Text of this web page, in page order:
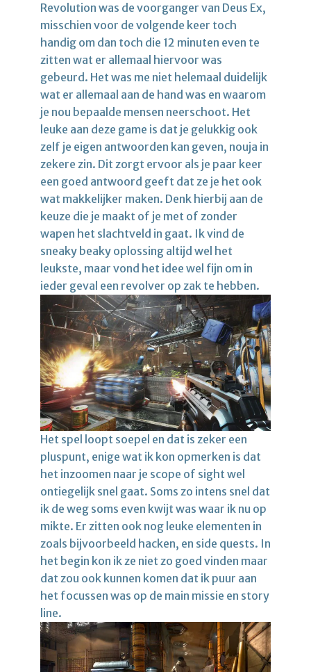
Revolution was de voorganger van Deus Ex,
misschien voor de volgende keer toch
handig om dan toch die 12 minuten even te
zitten wat er allemaal hiervoor was
gebeurd. Het was me niet helemaal duidelijk
wat er allemaal aan de hand was en waarom
je nou bepaalde mensen neerschoot. Het
leuke aan deze game is dat je gelukkig ook
zelf je eigen antwoorden kan geven, nouja in
zekere zin. Dit zorgt ervoor als je paar keer
een goed antwoord geeft dat ze je het ook
wat makkelijker maken. Denk hierbij aan de
keuze die je maakt of je met of zonder
wapen het slachtveld in gaat. Ik vind de
sneaky beaky oplossing altijd wel het
leukste, maar vond het idee wel fijn om in
ieder geval een revolver op zak te hebben.
Het spel loopt soepel en dat is zeker een
pluspunt, enige wat ik kon opmerken is dat
het inzoomen naar je scope of sight wel
ontiegelijk snel gaat. Soms zo intens snel dat
ik de weg soms even kwijt was waar ik nu op
mikte. Er zitten ook nog leuke elementen in
zoals bijvoorbeeld hacken, en side quests. In
het begin kon ik ze niet zo goed vinden maar
dat zou ook kunnen komen dat ik puur aan
het focussen was op de main missie en story
line.